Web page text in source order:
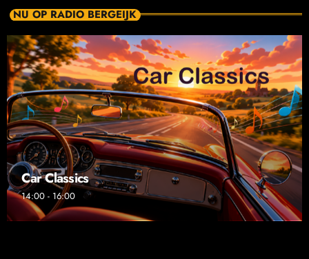
NU OP RADIO BERGEIJK
Car Classics
14:00 - 16:00